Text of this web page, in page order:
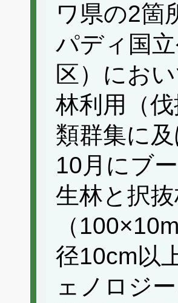
ワ県の2箇
パディ国
区）にお
林利用（
類群集に
10月にブ
生林と択
（
径10cm以
ェノロジ